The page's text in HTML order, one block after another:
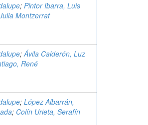
; Pintor Ibarra, Luis
Montzerrat
;Ávila Calderón, Luz
René
; López Albarrán,
; Colín Urieta, Serafín